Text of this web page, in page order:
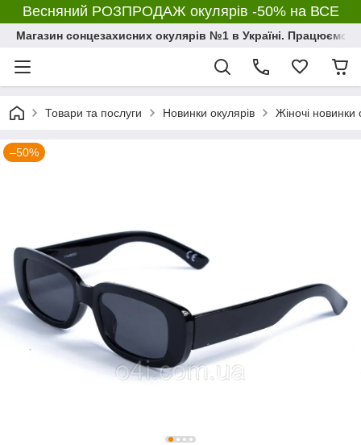
Весняний РОЗПРОДАЖ окулярів -50% на ВСЕ
Магазин сонцезахисних окулярів №1 в Україні. Працюємо з
Товари та послуги Новинки окулярів Жіночі новинки
–50%